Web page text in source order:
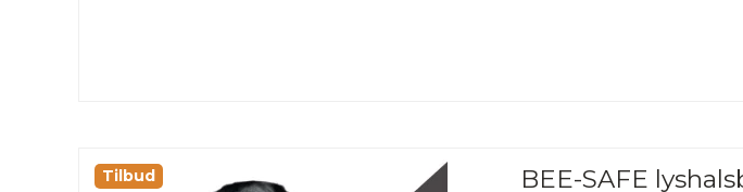
Tilbud BEE-SAFE